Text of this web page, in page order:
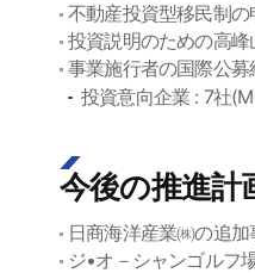
不動産投資型移民制の
投資説明のための高峰
事業施行者の国際公
投資意向企業 : 7社
今後の推進計
日商海洋産業㈱の追加
ジ•オ－シャンゴルフ